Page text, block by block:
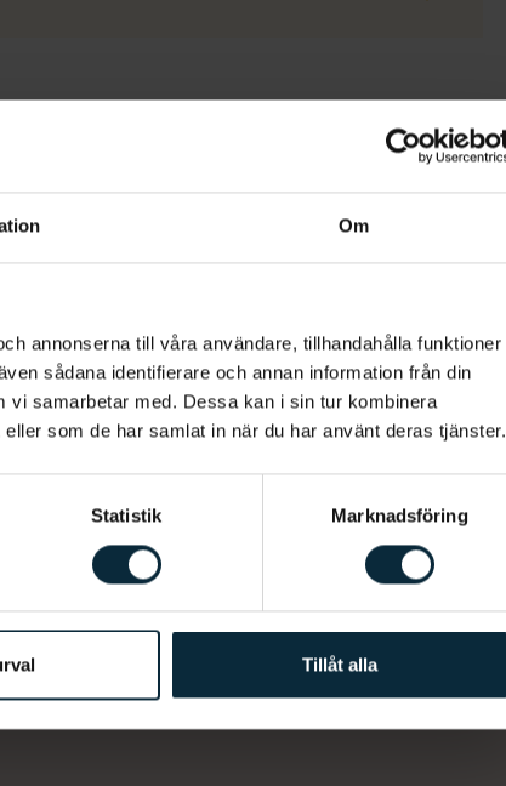
Om
annonserna till våra användare, tillhandahålla funktioner
sådana identifierare och annan information från din
vi samarbetar med. Dessa kan i sin tur kombinera
som de har samlat in när du har använt deras tjänster.
Statistik Marknadsföring
Tillåt alla
Så går behandlingen till